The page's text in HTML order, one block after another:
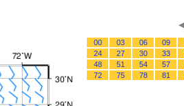
00 03 06 09
24
27 30 33
48
51 54 57
72
75 78 81